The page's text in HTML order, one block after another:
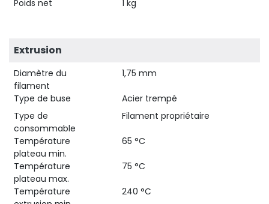
Poids net
1 kg
Extrusion
Diamètre du
filament
1,75 mm
Type de buse
Acier trempé
Type de
consommable
Filament propriétaire
Température
plateau min.
65 °C
Température
plateau max.
75 °C
Température
240 °C